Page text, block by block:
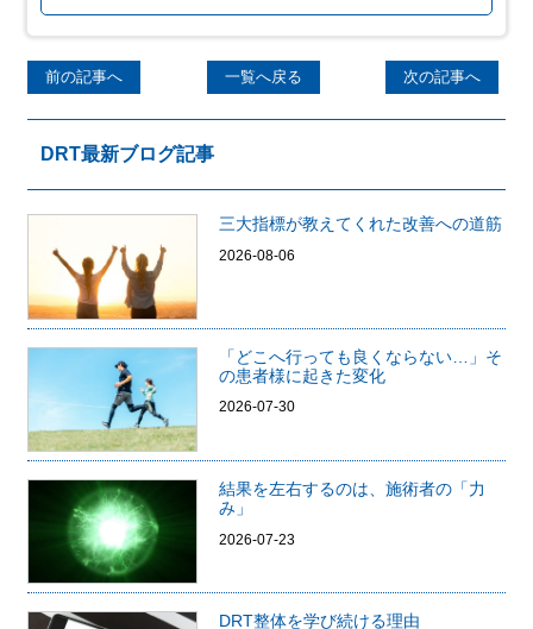
前の記事へ 一覧へ戻る 次の記事へ
DRT最新ブログ記事
三大指標が教えてくれた改善への道筋
2026-08-06
「どこへ行っても良くならない…」そ
の患者様に起きた変化
2026-07-30
結果を左右するのは、施術者の「力
み」
2026-07-23
DRT整体を学び続ける理由